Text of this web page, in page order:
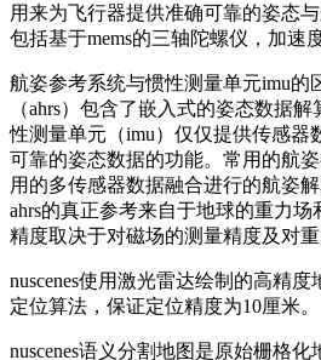
用来为飞行器提供准确可靠的姿态
包括基于mems的三轴陀螺仪，加速
航姿参考系统与惯性测量单元imu的
（ahrs）包含了嵌入式的姿态数据
性测量单元（imu）仅仅提供传感器
可靠的姿态数据的功能。常用的航
用的多传感器数据融合进行的航姿
ahrs的真正参考来自于地球的重力
精度取决于对磁场的测量精度及对重
nuscenes使用激光雷达绘制的高精
定位算法，保证定位精度为10厘米。
nuscenes语义分割地图是原始栅格